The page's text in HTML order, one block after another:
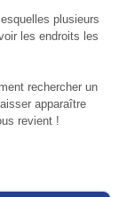
plusieurs
les endroits les
rechercher un
apparaître
revient !